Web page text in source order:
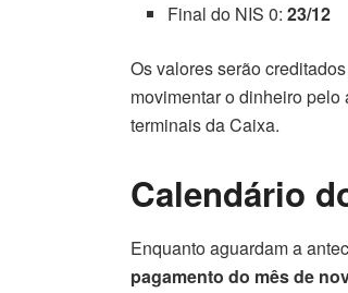
Final do NIS 0:23/12
Os valores serão
movimentar o dinheiro
terminais da Caixa.
Calendário
Enquanto aguardam a
pagamento do mês de